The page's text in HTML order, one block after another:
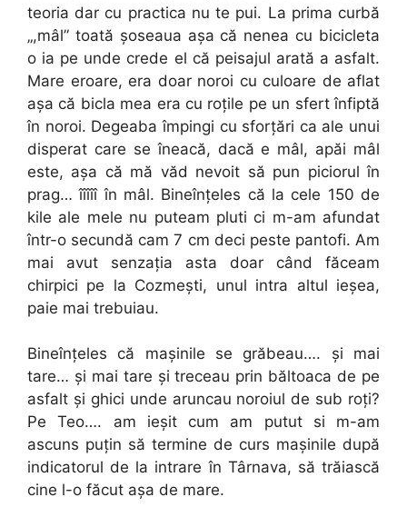
teoria dar cu practica nu te pui. La prima curbă
„,mâl” toată şoseaua aşa că nenea cu bicicleta
o ia pe unde crede el că peisajul arată a asfalt.
Mare eroare, era doar noroi cu culoare de aflat
aşa că bicla mea era cu roţile pe un sfert înfiptă
în noroi. Degeaba împingi cu sforţări ca ale unui
disperat care se îneacă, dacă e mâl, apăi mâl
este, aşa că mă văd nevoit să pun piciorul în
prag… îîîîî în mâl. Bineînţeles că la cele 150 de
kile ale mele nu puteam pluti ci m-am afundat
într-o secundă cam 7 cm deci peste pantofi. Am
mai avut senzaţia asta doar când făceam
chirpici pe la Cozmeşti, unul intra altul ieşea,
paie mai trebuiau.
Bineînţeles că maşinile se grăbeau…. şi mai
tare… şi mai tare şi treceau prin băltoaca de pe
asfalt şi ghici unde aruncau noroiul de sub roţi?
Pe Teo…. am ieşit cum am putut si m-am
ascuns puţin să termine de curs maşinile după
indicatorul de la intrare în Târnava, să trăiască
cine l-o făcut aşa de mare.